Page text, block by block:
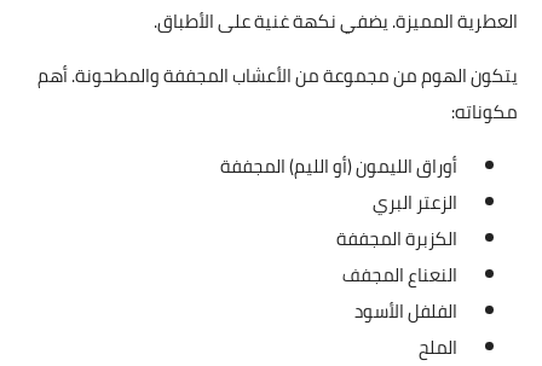
العطرية المميزة. يضفي نكهة غنية على الأطباق.
يتكون الهوم من مجموعة من الأعشاب المجففة والمطحونة. أهم
مكوناته:
أوراق الليمون (أو الليم) المجففة
الزعتر البري
الكزبرة المجففة
النعناع المجفف
الفلفل الأسود
الملح